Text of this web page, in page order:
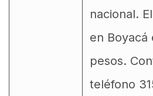
nacional.
en Boyacá
pesos.
teléfono